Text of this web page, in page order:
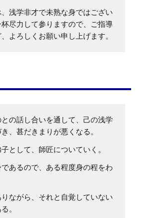
浅学非才で未熟な身ではござい
杯尽力して参りますので、ご指導
よろしくお願い申し上げます。
の話し合いを通して、己の浅学
、甚だきまりが悪くなる。
として、師匠についていく。
あるので、ある程度身の程をわ
ながら、それと自覚していない
。